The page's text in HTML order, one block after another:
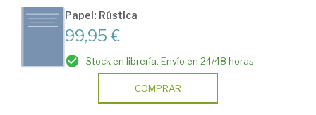
Papel: Rústica
99,95 €
Stock en librería. Envío en 24/48 horas
COMPRAR